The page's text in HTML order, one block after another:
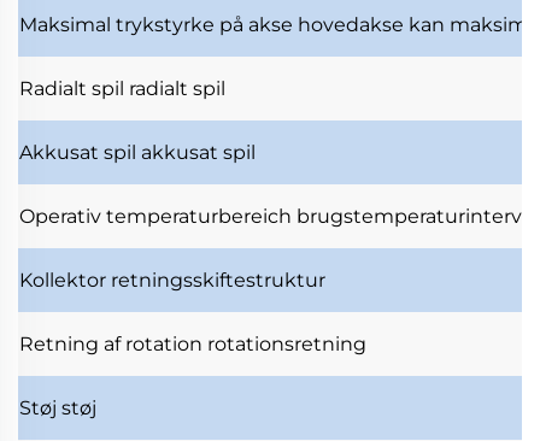
Maksimal trykstyrke på akse hovedakse kan
Radialt spil radialt spil
Akkusat spil akkusat spil
Operativ temperaturbereich brugstemperaturinterval
Kollektor retningsskiftestruktur
Retning af rotation rotationsretning
Støj støj